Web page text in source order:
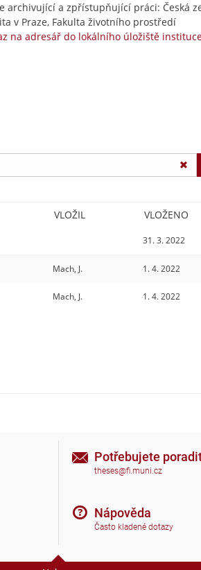
archivující a zpřístupňující práci: Česká
v Praze, Fakulta životního prostředí
na adresář do lokálního úložiště
VLOŽIL VLOŽENO
31. 3. 2022
Mach, J. 1. 4. 2022
Mach, J. 1. 4. 2022
Potřebujete
theses@fi.muni.cz
Nápověda
Často kladené dotazy